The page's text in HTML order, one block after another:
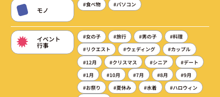
モノ
#食べ物 #パソコン
イベント
行事
#女の子 #旅行 #男の子
#料理
#リクエスト
#ウェディング
#カップル
#12月
#クリスマス #シニア
#デート
#1月
#10月 #7月 #8月
#9月
#お祭り
#夏休み #水着
#ハロウィン